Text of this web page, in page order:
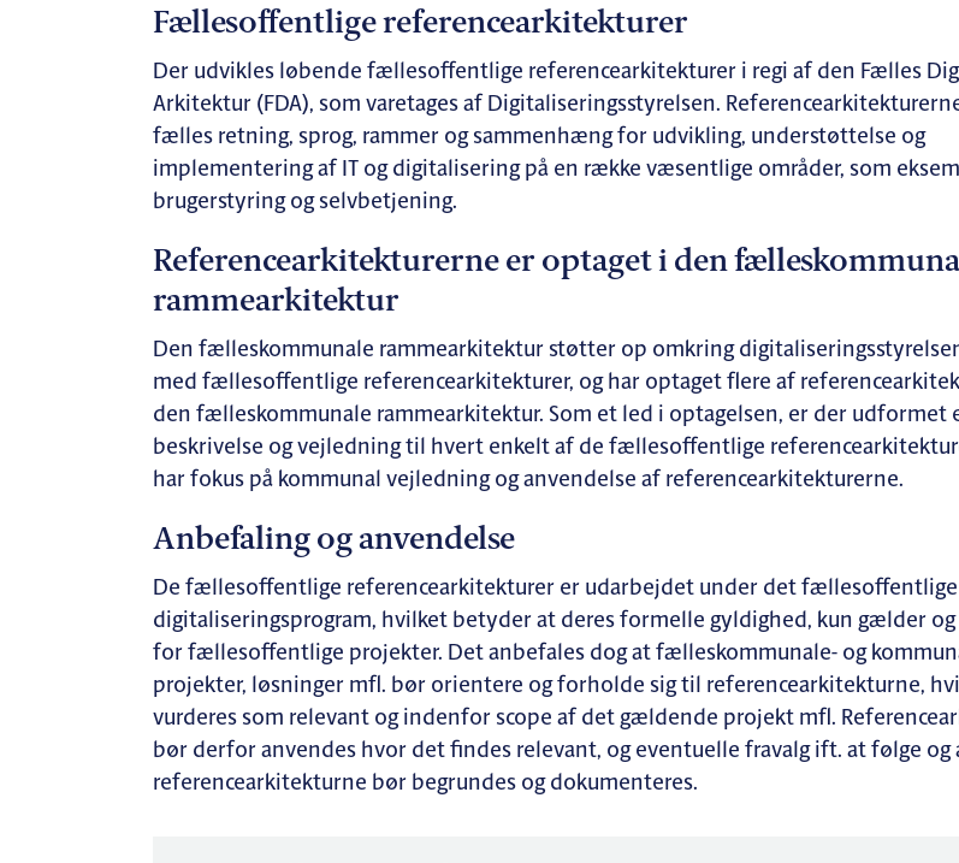
Fællesoffentlige referencearkitekturer
Der udvikles løbende fællesoffentlige referencearkitekturer i regi af den Fælles
Arkitektur (FDA), som varetages af Digitaliseringsstyrelsen.
fælles retning, sprog, rammer og sammenhæng for udvikling, understøttelse og
implementering af IT og digitalisering på en række væsentlige områder, som
brugerstyring og selvbetjening.
Referencearkitekturerne er optaget i den
rammearkitektur
Den fælleskommunale rammearkitektur støtter op omkring
med fællesoffentlige referencearkitekturer, og har optaget flere af
den fælleskommunale rammearkitektur. Som et led i optagelsen, er der udformet
beskrivelse og vejledning til hvert enkelt af de fællesoffentlige
har fokus på kommunal vejledning og anvendelse af referencearkitekturerne.
Anbefaling og anvendelse
De fællesoffentlige referencearkitekturer er udarbejdet under det fællesoffentlige
digitaliseringsprogram, hvilket betyder at deres formelle gyldighed, kun gælder og
for fællesoffentlige projekter. Det anbefales dog at fælleskommunale- og
projekter, løsninger mfl. bør orientere og forholde sig til referencearkitekturne,
vurderes som relevant og indenfor scope af det gældende projekt mfl.
bør derfor anvendes hvor det findes relevant, og eventuelle fravalg ift. at følge og
referencearkitekturne bør begrundes og dokumenteres.